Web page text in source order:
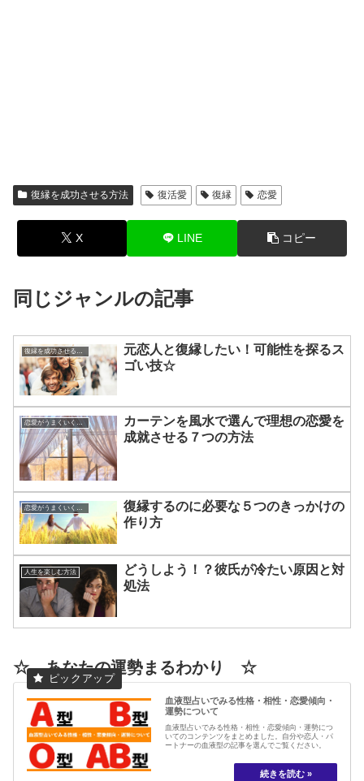
復縁を成功させる方法 復活愛 復縁 恋愛
X LINE コピー
同じジャンルの記事
復縁を成功させる方法
元恋人と復縁したい！可能性を探るス
ゴい技☆
恋愛がうまくいく方法
カーテンを風水で選んで理想の恋愛を
成就させる７つの方法
恋愛がうまくいく方法
復縁するのに必要な５つのきっかけの
作り方
人生を楽しむ方法
どうしよう！？彼氏が冷たい原因と対
処法
☆ あなたの運勢まるわかり ☆
血液型占いでみる性格・相性・恋愛傾向・
運勢について
血液型占いでみる性格・相性・恋愛傾向・運勢につ
いてのコンテンツをまとめました。自分や恋人・パ
ートナーの血液型の記事を選んでご覧ください。